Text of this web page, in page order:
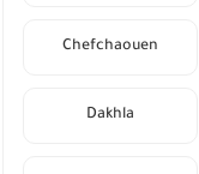
Chefchaouen
Dakhla